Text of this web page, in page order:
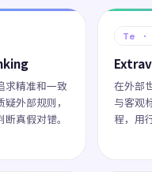
求精准和一致
外部规则，
真假对错。
Te ·
在外部
与客观
程，用